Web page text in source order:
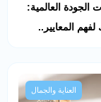
الجودة العالمية:
لفهم المعايير..
العناية والجمال